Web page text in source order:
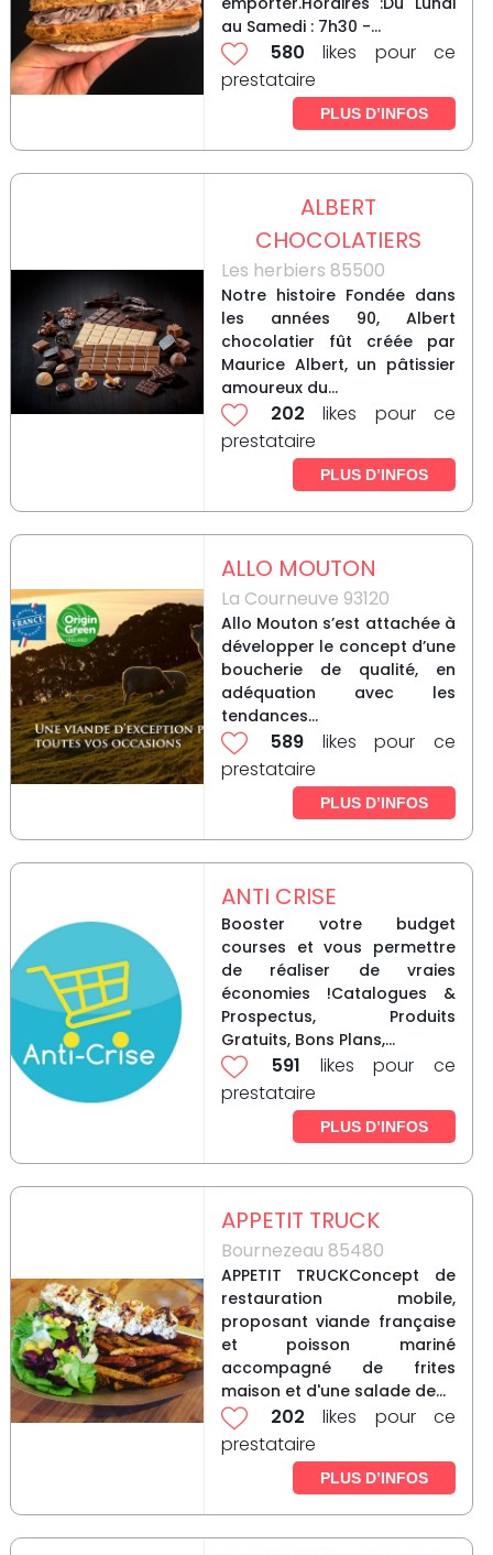
au Samedi : 7h30 -...
580 likes pour ce
prestataire
PLUS D’INFOS
ALBERT
CHOCOLATIERS
Les herbiers 85500
Notre histoire Fondée dans
les années 90, Albert
chocolatier fût créée par
Maurice Albert, un pâtissier
amoureux du...
202 likes pour ce
prestataire
PLUS D’INFOS
ALLO MOUTON
La Courneuve 93120
Allo Mouton s’est attachée à
développer le concept d’une
boucherie de qualité, en
adéquation avec les
tendances...
589 likes pour ce
prestataire
PLUS D’INFOS
ANTI CRISE
Booster votre budget
courses et vous permettre
de réaliser de vraies
économies !Catalogues &
Prospectus, Produits
Gratuits, Bons Plans,...
591 likes pour ce
prestataire
PLUS D’INFOS
APPETIT TRUCK
Bournezeau 85480
APPETIT TRUCKConcept de
restauration mobile,
proposant viande française
et poisson mariné
accompagné de frites
maison et d'une salade de...
202 likes pour ce
prestataire
PLUS D’INFOS